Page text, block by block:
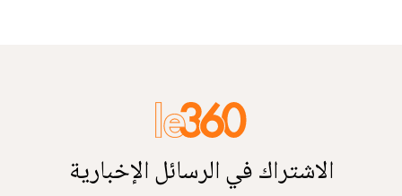
الاشتراك في الرسائل الإخبارية